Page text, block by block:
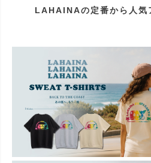
LAHAINAの定番から人気